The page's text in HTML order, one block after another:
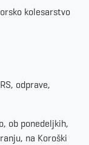
kolesarstvo
odprave,
ob ponedeljkih,
na Koroški